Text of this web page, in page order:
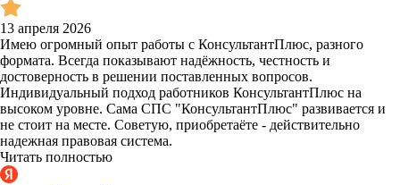
13 апреля 2026
Имею огромный опыт работы с КонсультантПлюс, разного
формата. Всегда показывают надёжность, честность и
достоверность в решении поставленных вопросов.
Индивидуальный подход работников КонсультантПлюс на
высоком уровне. Сама СПС "КонсультантПлюс" развивается и
не стоит на месте. Советую, приобретаёте - действительно
надежная правовая система.
Читать полностью